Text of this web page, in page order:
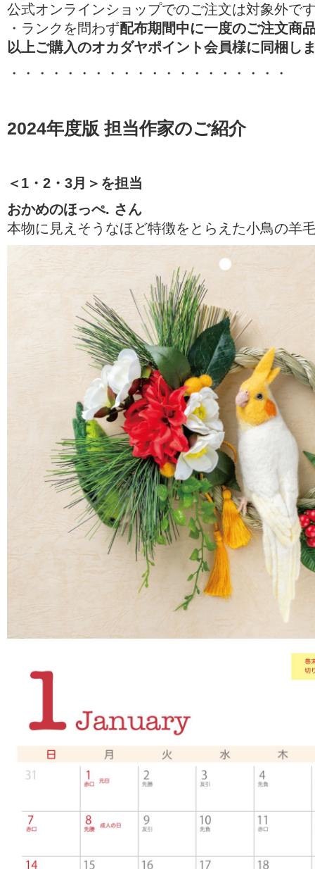
公式オンラインショップでのご注文は対象外で
・ランクを問わず配布期間中に一度のご注文商
以上ご購入のオカダヤポイント会員様に同梱し
・・・・・・・・・・・・・・・・・・・・
2024年度版 担当作家のご紹介
＜1・2・3月＞を担当
おかめのほっぺ. さん
本物に見えそうなほど特徴をとらえた小鳥の羊